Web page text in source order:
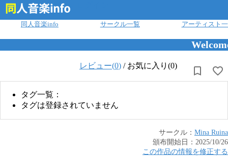
同人音楽info サークル一覧 アーティスト
レビュー(0) / お気に入り(0)
タグ一覧：
タグは登録されていません
サークル： Mina Ruina
頒布開始日： 2025/10/26
この作品の情報を修正する